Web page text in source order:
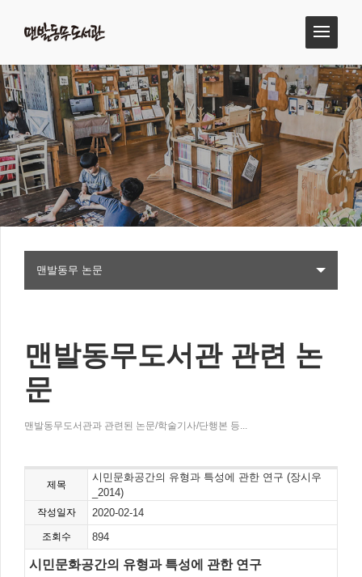
맨발동무 논문
맨발동무도서관 관련 논
문
맨발동무도서관과 관련된 논문/학술기사/단행본 등...
제목
시민문화공간의 유형과 특성에 관한 연구 (장시우
_2014)
작성일자 2020-02-14
조회수 894
시민문화공간의 유형과 특성에 관한 연구